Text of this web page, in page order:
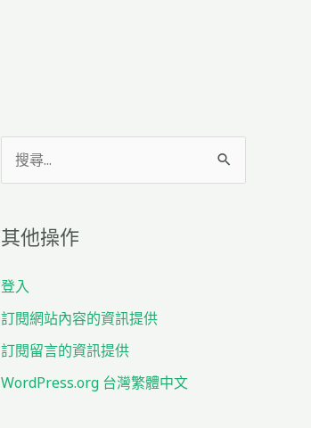
鍵
字
其他操作
登入
訂閱網站內容的資訊提供
訂閱留言的資訊提供
WordPress.org 台灣繁體中文